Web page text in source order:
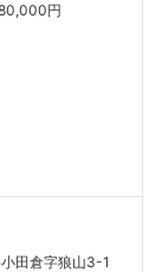
円
田倉字狼山3-1